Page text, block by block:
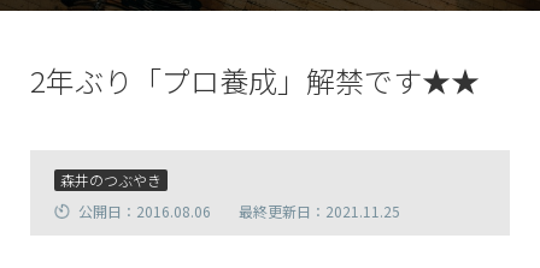
2年ぶり「プロ養成」解禁です★★
森井のつぶやき
公開日：2016.08.06
最終更新日：2021.11.25